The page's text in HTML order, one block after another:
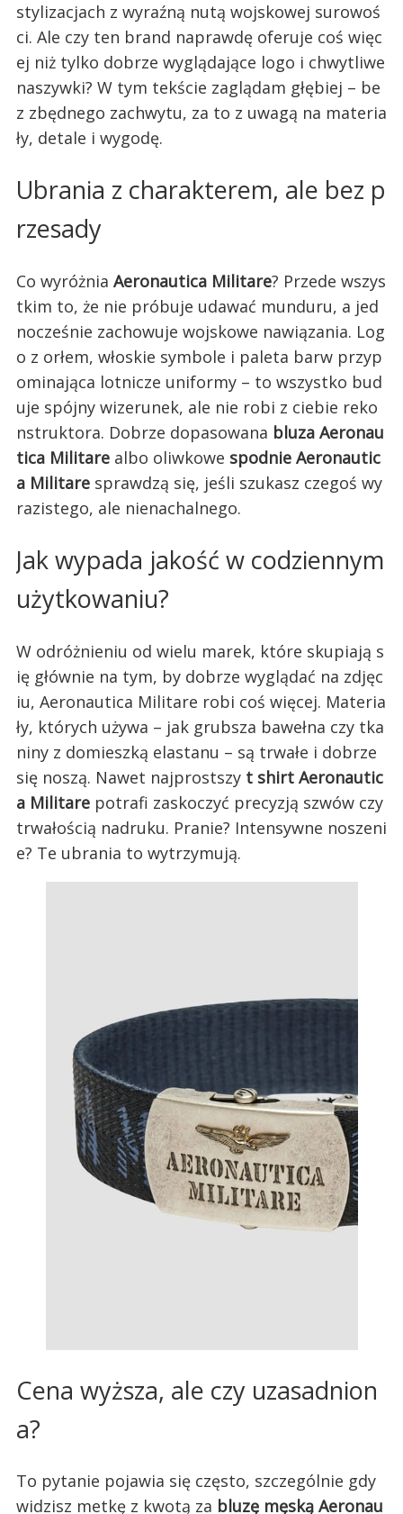
stylizacjach z wyraźną nutą wojskowej surowoś
ci. Ale czy ten brand naprawdę oferuje coś więc
ej niż tylko dobrze wyglądające logo i chwytliwe
naszywki? W tym tekście zaglądam głębiej – be
z zbędnego zachwytu, za to z uwagą na materia
ły, detale i wygodę.
Ubrania z charakterem, ale bez p
rzesady
Co wyróżnia Aeronautica Militare? Przede wszys
tkim to, że nie próbuje udawać munduru, a jed
nocześnie zachowuje wojskowe nawiązania. Log
o z orłem, włoskie symbole i paleta barw przyp
ominająca lotnicze uniformy – to wszystko bud
uje spójny wizerunek, ale nie robi z ciebie reko
nstruktora. Dobrze dopasowana bluza Aeronau
tica Militare albo oliwkowe spodnie Aeronautic
a Militare sprawdzą się, jeśli szukasz czegoś wy
razistego, ale nienachalnego.
Jak wypada jakość w codziennym
użytkowaniu?
W odróżnieniu od wielu marek, które skupiają s
ię głównie na tym, by dobrze wyglądać na zdjęc
iu, Aeronautica Militare robi coś więcej. Materia
ły, których używa – jak grubsza bawełna czy tka
niny z domieszką elastanu – są trwałe i dobrze
się noszą. Nawet najprostszy t shirt Aeronautic
a Militare potrafi zaskoczyć precyzją szwów czy
trwałością nadruku. Pranie? Intensywne noszeni
e? Te ubrania to wytrzymują.
Cena wyższa, ale czy uzasadnion
a?
To pytanie pojawia się często, szczególnie gdy
widzisz metkę z kwotą za bluzę męską Aeronau